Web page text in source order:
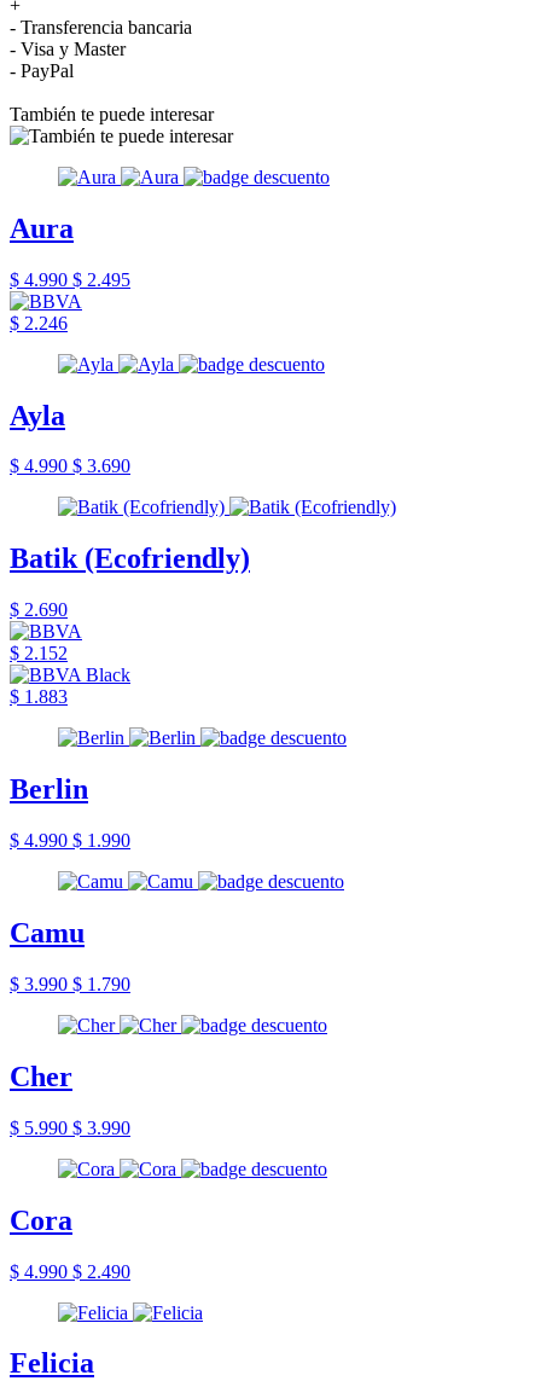
+
- Transferencia bancaria
- Visa y Master
- PayPal
También te puede interesar
Aura
$ 4.990 $ 2.495
$ 2.246
Ayla
$ 4.990 $ 3.690
Batik (Ecofriendly)
$ 2.690
$ 2.152
$ 1.883
Berlin
$ 4.990 $ 1.990
Camu
$ 3.990 $ 1.790
Cher
$ 5.990 $ 3.990
Cora
$ 4.990 $ 2.490
Felicia